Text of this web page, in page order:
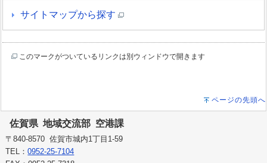
サイトマップから探す
このマークがついているリンクは別ウィンドウで開きます
ページの先頭へ
佐賀県 地域交流部 空港課
〒840-8570 佐賀市城内1丁目1-59
TEL：0952-25-7104